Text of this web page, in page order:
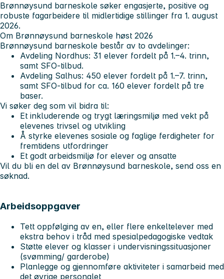
Brønnøysund barneskole søker engasjerte, positive og
robuste fagarbeidere til midlertidige stillinger fra 1. august
2026.
Om Brønnøysund barneskole høst 2026
Brønnøysund barneskole består av to avdelinger:
Avdeling Nordhus: 31 elever fordelt på 1.–4. trinn,
samt SFO-tilbud.
Avdeling Salhus: 450 elever fordelt på 1.–7. trinn,
samt SFO-tilbud for ca. 160 elever fordelt på tre
baser.
Vi søker deg som vil bidra til:
Et inkluderende og trygt læringsmiljø med vekt på
elevenes trivsel og utvikling
Å styrke elevenes sosiale og faglige ferdigheter for
fremtidens utfordringer
Et godt arbeidsmiljø for elever og ansatte
Vil du bli en del av Brønnøysund barneskole, send oss en
søknad.
Arbeidsoppgaver
Tett oppfølging av en, eller flere enkeltelever med
ekstra behov i tråd med spesialpedagogiske vedtak
Støtte elever og klasser i undervisningssituasjoner
(svømming/ garderobe)
Planlegge og gjennomføre aktiviteter i samarbeid med
det øvrige personalet